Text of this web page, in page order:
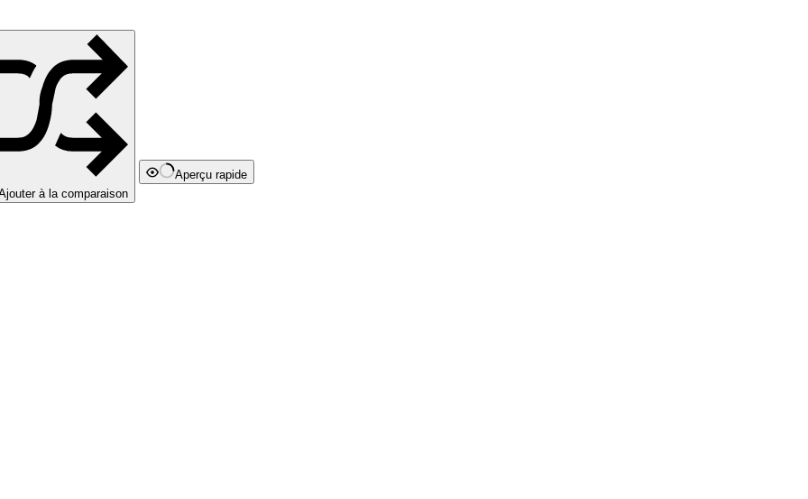
à la comparaison
Aperçu rapide